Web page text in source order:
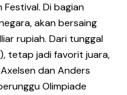
Di bagian
akan bersaing
rupiah. Dari tunggal
tetap jadi favorit juara,
dan Anders
Olimpiade